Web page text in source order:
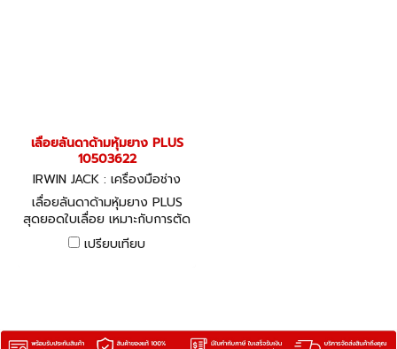
เลื่อยลันดาด้ามหุ้มยาง PLUS
10503622
IRWIN JACK : เครื่องมือช่าง
เลื่อยลันดาด้ามหุ้มยาง PLUS
สุดยอดใบเลื่อย เหมาะกับการตัด
วัสดุหลากหลายประเภท ตัดได้
เร็ว
เปรียบเทียบ